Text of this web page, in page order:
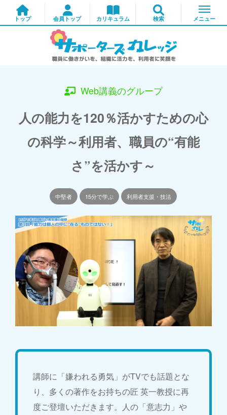
Web講義のグループ
人の能力を120％活かすための心
の科学～利用者、職員の“有能
さ”を活かす～
中堅者 15分で学ぶ 利用者支援・技法
講師に「嫌われる勇気」がTVでも話題とな
り、多くの著作をお持ちの匠 英一教授に再
度ご登壇いただきます。人の「意志力」や